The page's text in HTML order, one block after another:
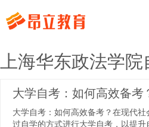
上海华东政法学院
大学自考：如何高效备考
大学自考：如何高效备考？在现代
过自学的方式进行大学自考，以提